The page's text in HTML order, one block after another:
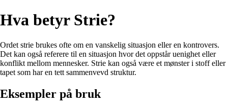
Hva betyr Strie?
Ordet strie brukes ofte om en vanskelig situasjon eller en kontrovers.
Det kan også referere til en situasjon hvor det oppstår uenighet eller
konflikt mellom mennesker. Strie kan også være et mønster i stoff eller
tapet som har en tett sammenvevd struktur.
Eksempler på bruk